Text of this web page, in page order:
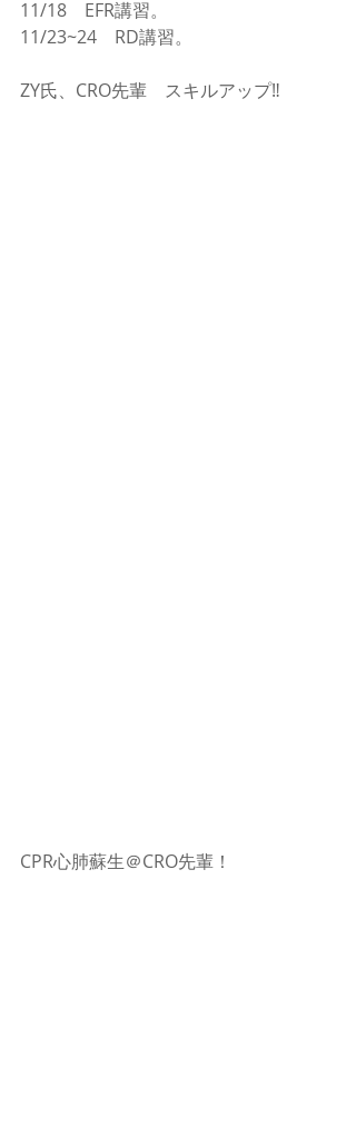
11/18　EFR講習。
11/23~24　RD講習。
ZY氏、CRO先輩　スキルアップ‼
CPR心肺蘇生＠CRO先輩！